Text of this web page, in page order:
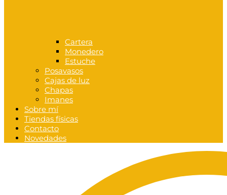
Cartera
Monedero
Estuche
Posavasos
Cajas de luz
Chapas
Imanes
Sobre mí
Tiendas físicas
Contacto
Novedades